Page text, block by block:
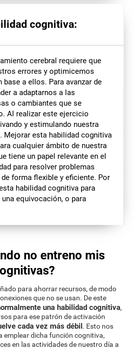
cognitiva:
cerebral requiere que
errores y optimicemos
base a ellos. Para avanzar de
a adaptarnos a las
o cambiantes que se
Al realizar este ejercicio
y estimulando nuestra
Mejorar esta habilidad cognitiva
cualquier ámbito de nuestra
tiene un papel relevante en el
para resolver problemas
forma flexible y eficiente. Por
habilidad cognitiva para
equivocación, o para
no entreno mis
para ahorrar recursos, de modo
que no se usan. De este
una habilidad cognitiva,
para ese patrón de activación
cada vez más débil. Esto nos
emplear dicha función cognitiva,
en las actividades de nuestro día a